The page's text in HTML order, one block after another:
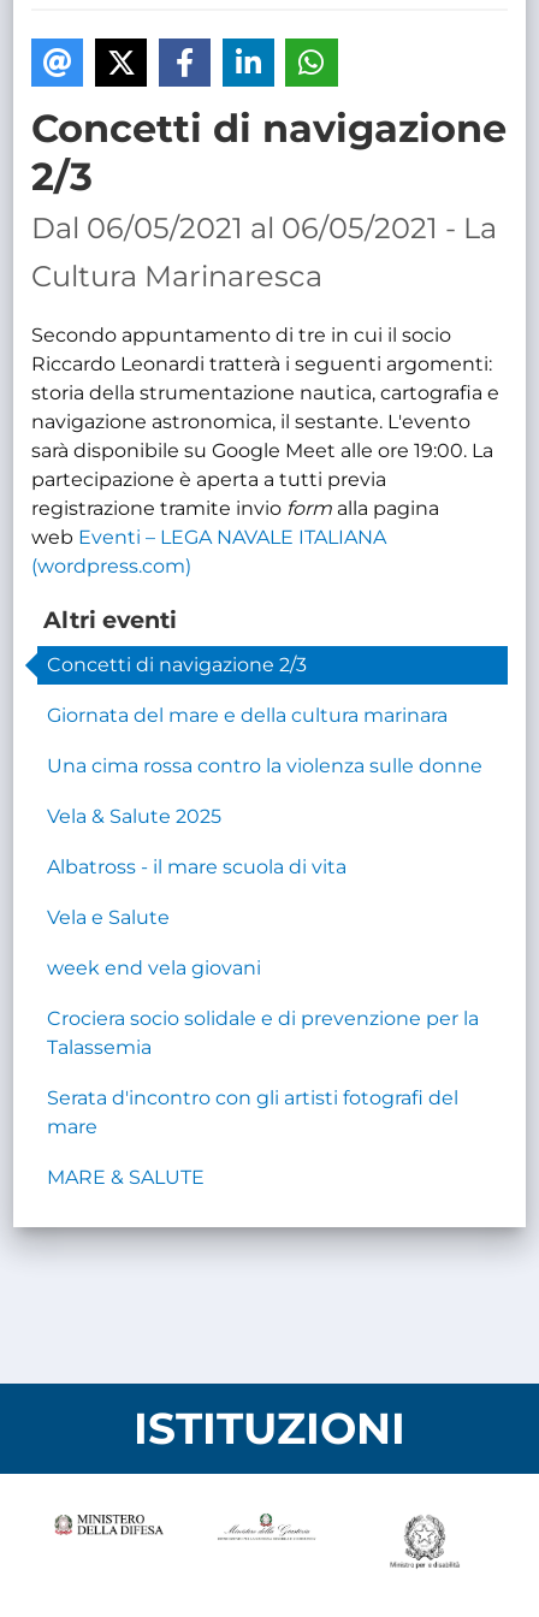
Concetti di navigazione
2/3
Dal 06/05/2021 al 06/05/2021 - La
Cultura Marinaresca
Secondo appuntamento di tre in cui il socio
Riccardo Leonardi tratterà i seguenti argomenti:
storia della strumentazione nautica, cartografia e
navigazione astronomica, il sestante. L'evento
sarà disponibile su Google Meet alle ore 19:00. La
partecipazione è aperta a tutti previa
registrazione tramite invio form alla pagina
web Eventi – LEGA NAVALE ITALIANA
(wordpress.com)
Altri eventi
Concetti di navigazione 2/3
Giornata del mare e della cultura marinara
Una cima rossa contro la violenza sulle donne
Vela & Salute 2025
Albatross - il mare scuola di vita
Vela e Salute
week end vela giovani
Crociera socio solidale e di prevenzione per la
Talassemia
Serata d'incontro con gli artisti fotografi del
mare
MARE & SALUTE
ISTITUZIONI